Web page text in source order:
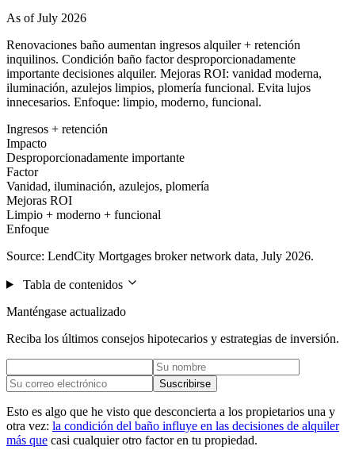
As of July 2026
Renovaciones baño aumentan ingresos alquiler + retención
inquilinos. Condición baño factor desproporcionadamente
importante decisiones alquiler. Mejoras ROI: vanidad moderna,
iluminación, azulejos limpios, plomería funcional. Evita lujos
innecesarios. Enfoque: limpio, moderno, funcional.
Ingresos + retención
Impacto
Desproporcionadamente importante
Factor
Vanidad, iluminación, azulejos, plomería
Mejoras ROI
Limpio + moderno + funcional
Enfoque
Source: LendCity Mortgages broker network data, July 2026.
Tabla de contenidos
Manténgase actualizado
Reciba los últimos consejos hipotecarios y estrategias de inversión.
Suscribirse
Esto es algo que he visto que desconcierta a los propietarios una y
otra vez: la condición del baño influye en las decisiones de alquiler
más que casi cualquier otro factor en tu propiedad.